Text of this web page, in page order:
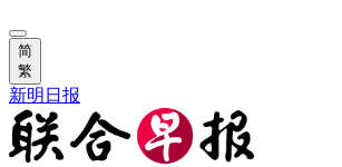
简
繁
新明日报